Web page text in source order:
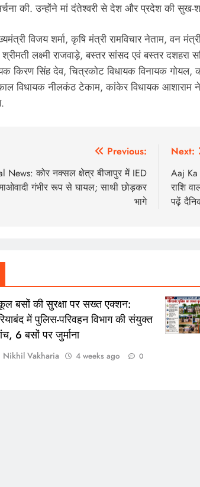
की. उन्होंने मां दंतेश्वरी से देश और प्रदेश की सुख-
विजय शर्मा, कृषि मंत्री रामविचार नेताम, वन
श्रीमती लक्ष्मी राजवाड़े, बस्तर सांसद एवं बस्तर
किरण सिंह देव, चित्रकोट विधायक विनायक गोयल,
विधायक नीलकंठ टेकाम, कांकेर विधायक आशाराम
Previous:
News: कोर नक्सल क्षेत्र बीजापुर में IED
गंभीर रूप से घायल; साथी छोड़कर
भागे
Next:
Aaj
राशि
पढ़ें
बसों की सुरक्षा पर सख्त एक्शन:
में पुलिस-परिवहन विभाग की संयुक्त
6 बसों पर जुर्माना
Nikhil Vakharia 4 weeks ago 0